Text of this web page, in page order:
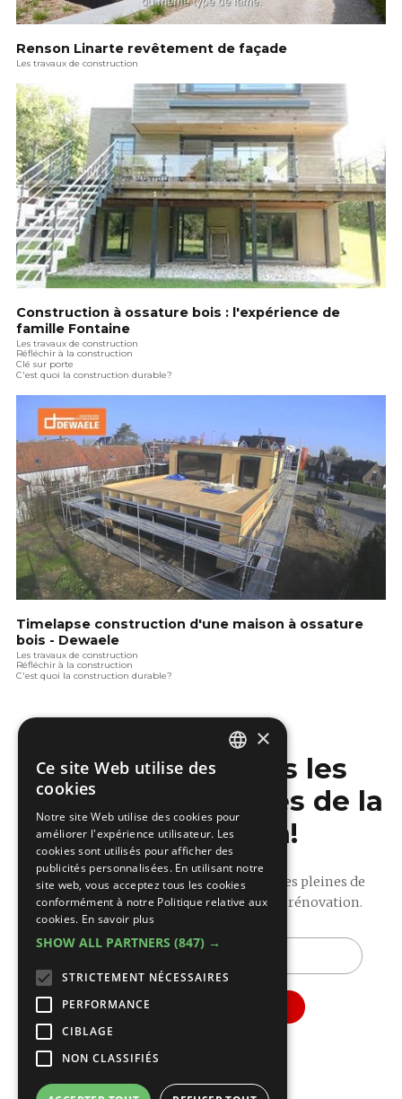
Renson Linarte revêtement de façade
Les travaux de construction
Construction à ossature bois : l'expérience de
famille Fontaine
Les travaux de construction
Réfléchir à la construction
Clé sur porte
C'est quoi la construction durable?
Timelapse construction d'une maison à ossature
bois - Dewaele
Les travaux de construction
Réfléchir à la construction
C'est quoi la construction durable?
Ne manquez pas les
dernières nouvelles de la
construction!
Recevez nos mises à jour hebdomadaires pleines de
conseils utiles sur la construction et la rénovation.
E-
×
Ce site Web utilise des
cookies
Notre site Web utilise des cookies pour
améliorer l'expérience utilisateur. Les
cookies sont utilisés pour afficher des
publicités personnalisées. En utilisant notre
site web, vous acceptez tous les cookies
conformément à notre Politique relative aux
cookies. En savoir plus
SHOW ALL PARTNERS (847) →
STRICTEMENT NÉCESSAIRES
PERFORMANCE
CIBLAGE
NON CLASSIFIÉS